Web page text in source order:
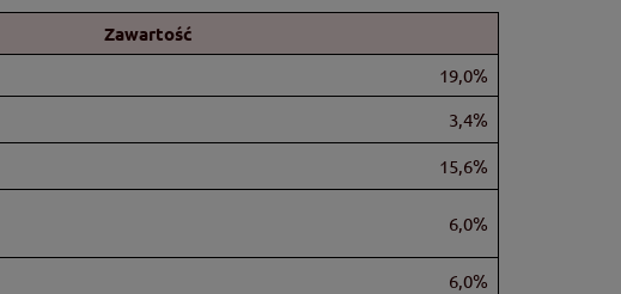
Zawartość
19,0%
3,4%
15,6%
6,0%
6,0%